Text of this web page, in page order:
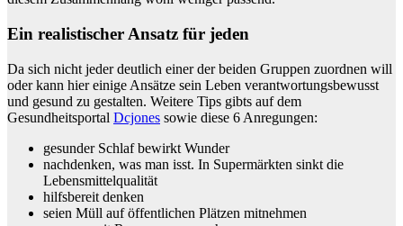
Ein realistischer Ansatz für jeden
Da sich nicht jeder deutlich einer der beiden Gruppen zuordnen will
oder kann hier einige Ansätze sein Leben verantwortungsbewusst
und gesund zu gestalten. Weitere Tips gibts auf dem
Gesundheitsportal Dcjones sowie diese 6 Anregungen:
gesunder Schlaf bewirkt Wunder
nachdenken, was man isst. In Supermärkten sinkt die
Lebensmittelqualität
hilfsbereit denken
seien Müll auf öffentlichen Plätzen mitnehmen